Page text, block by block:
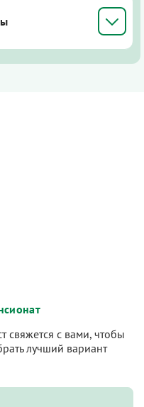
свяжется с вами, чтобы
лучший вариант